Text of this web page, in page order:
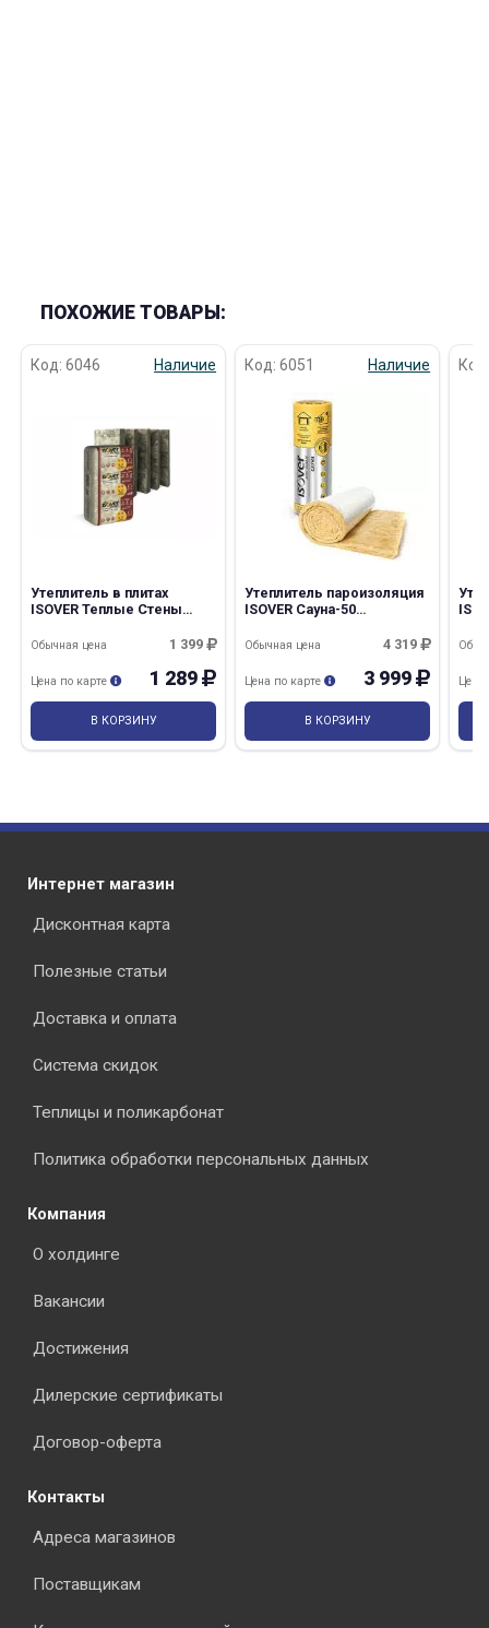
ПОХОЖИЕ ТОВАРЫ:
Код: 6046 Наличие
Утеплитель в плитах
ISOVER Теплые Стены
/5шт/40/0,305м3
1 399
Обычная цена
1 289
Цена по карте
В КОРЗИНУ
Код: 6051 Наличие
Утеплитель пароизоляция
ISOVER Сауна-50
4 319
Обычная цена
3 999
Цена по карте
В КОРЗИНУ
/
Цена
Интернет магазин
Дисконтная карта
Полезные статьи
Доставка и оплата
Система скидок
Теплицы и поликарбонат
Политика обработки персональных данных
Компания
О холдинге
Вакансии
Достижения
Дилерские сертификаты
Договор-оферта
Контакты
Адреса магазинов
Поставщикам